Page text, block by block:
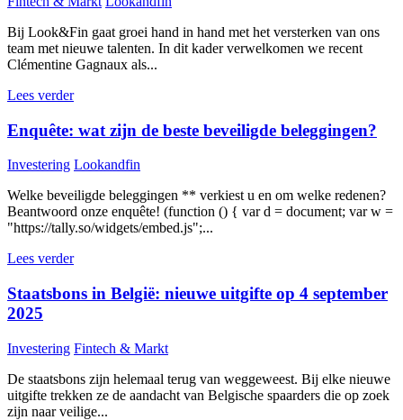
Bij Look&Fin gaat groei hand in hand met het versterken van ons
team met nieuwe talenten. In dit kader verwelkomen we recent
Clémentine Gagnaux als...
Lees verder
Enquête: wat zijn de beste beveiligde beleggingen?
Investering Lookandfin
Welke beveiligde beleggingen ** verkiest u en om welke redenen?
Beantwoord onze enquête! (function () { var d = document; var w =
"https://tally.so/widgets/embed.js";...
Lees verder
Staatsbons in België: nieuwe uitgifte op 4 september
2025
Investering Fintech & Markt
De staatsbons zijn helemaal terug van weggeweest. Bij elke nieuwe
uitgifte trekken ze de aandacht van Belgische spaarders die op zoek
zijn naar veilige...